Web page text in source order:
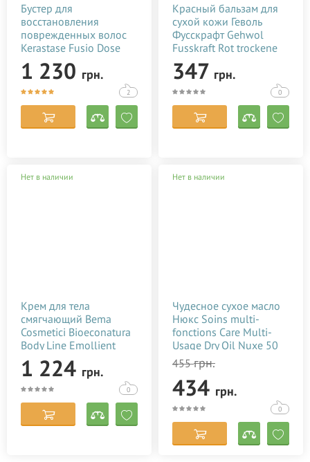
Бустер для
восстановления
поврежденных волос
Kerastase Fusio Dose
Resistance Booster
Reconstruction 120 мл
1 230 грн.
2
Красный бальзам для
сухой кожи Геволь
Фусскрафт Gehwol
Fusskraft Rot trockene
sprode haut 75 мл
347 грн.
0
Нет в наличии
Крем для тела
смягчающий Bema
Cosmetici Bioeconatura
Body Line Emollient
Body Cream 250 мл
1 224 грн.
0
Нет в наличии
Чудесное сухое масло
Нюкс Soins multi-
fonctions Care Multi-
Usage Dry Oil Nuxe 50
мл
455грн.
434 грн.
0